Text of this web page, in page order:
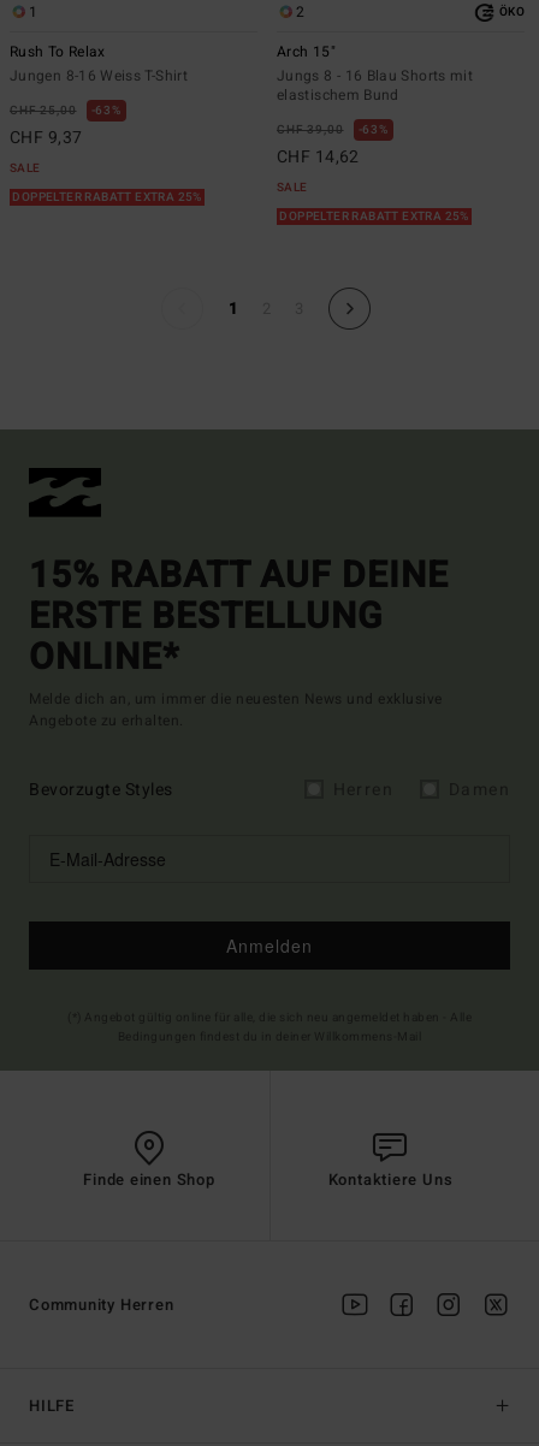
1
Rush To Relax
Jungen 8-16 Weiss T-Shirt
CHF 25,00 63%
CHF 9,37
SALE
DOPPELTER RABATT EXTRA 25%
2 ÖKO
Arch 15"
Jungs 8 - 16 Blau Shorts mit
elastischem Bund
CHF 39,00 63%
CHF 14,62
SALE
DOPPELTER RABATT EXTRA 25%
1
15% RABATT AUF DEINE
ERSTE BESTELLUNG
ONLINE*
Melde dich an, um immer die neuesten News und exklusive
Angebote zu erhalten.
Bevorzugte Styles
Anmelden
Finde einen Shop Kontaktiere Uns
HILFE
Community Herren